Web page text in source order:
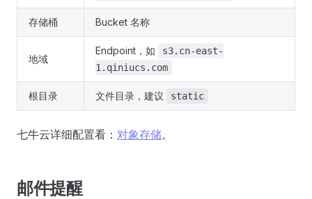
存储桶 Bucket 名称
地域
Endpoint，如
s3.cn-east-
1.qiniucs.com
根目录 文件目录，建议 static
七牛云详细配置看： 对象存储。
邮件提醒